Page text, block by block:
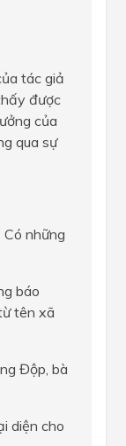
tác giả
được
của
qua sự
những
báo
tên xã
Độp, bà
diện cho